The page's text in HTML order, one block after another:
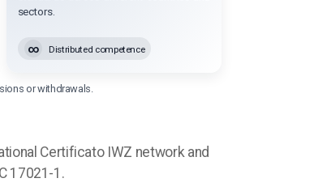
sectors.
∞ Distributed competence
or withdrawals.
Certificato IWZ network and
17021-1.